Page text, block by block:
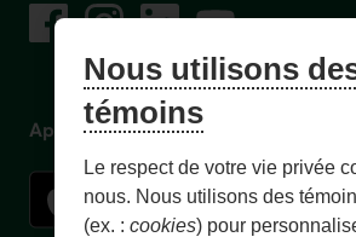
Facebook
– Lien externe au site. Cet
Instagram
– Lien externe au site. Cet
LinkedIn
– Lien externe au site.
YouTube
– Lien externe
Application mobile
Nous utilisons
témoins
Le respect de votre vie privée
nous. Nous utilisons des
(ex. : cookies) pour